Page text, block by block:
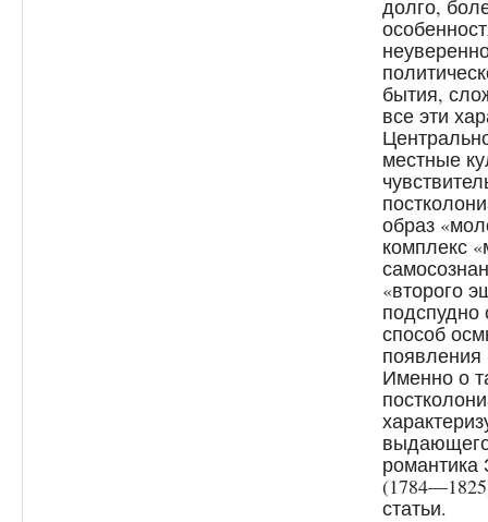
долго,
бытия,
все эти
местные
образ
комплекс
«второго
подспудно
способ
появления
Именно о
романтика
статьи.